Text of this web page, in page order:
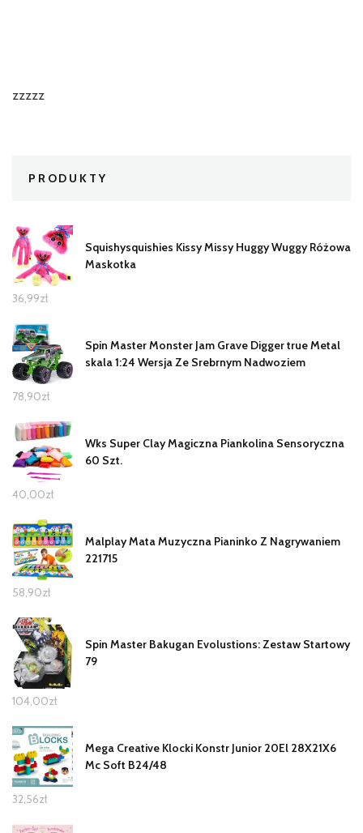
zzzzz
PRODUKTY
Squishysquishies Kissy Missy Huggy Wuggy Różowa
Maskotka
36,99zł
Spin Master Monster Jam Grave Digger true Metal
skala 1:24 Wersja Ze Srebrnym Nadwoziem
78,90zł
Wks Super Clay Magiczna Piankolina Sensoryczna
60 Szt.
40,00zł
Malplay Mata Muzyczna Pianinko Z Nagrywaniem
221715
58,90zł
Spin Master Bakugan Evolustions: Zestaw Startowy
79
104,00zł
Mega Creative Klocki Konstr Junior 20El 28X21X6
Mc Soft B24/48
32,56zł